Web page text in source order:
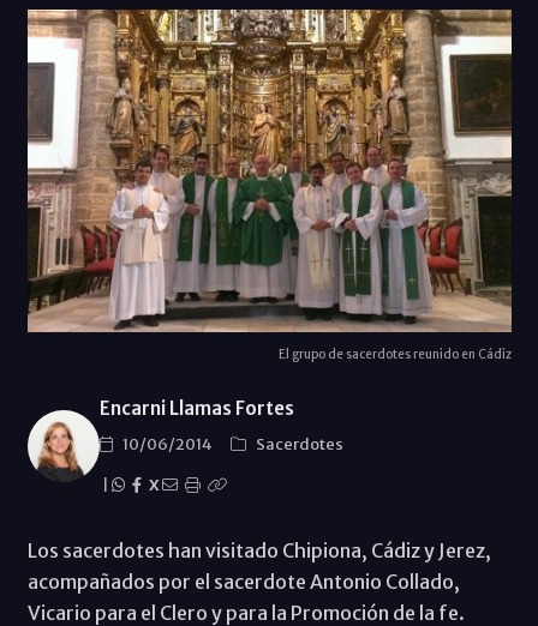
El grupo de sacerdotes reunido en Cádiz
Encarni Llamas Fortes
10/06/2014
Sacerdotes
X
Los sacerdotes han visitado Chipiona, Cádiz y Jerez,
acompañados por el sacerdote Antonio Collado,
Vicario para el Clero y para la Promoción de la fe.